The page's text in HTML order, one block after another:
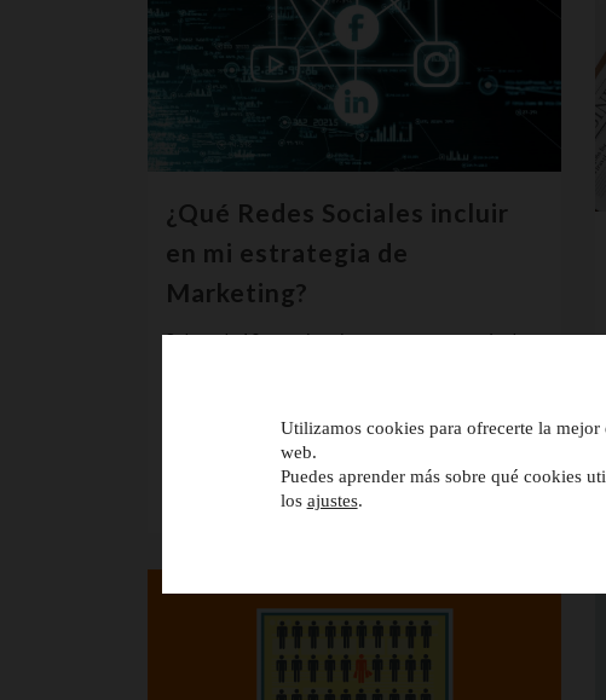
¿Qué Redes Sociales incluir
en mi estrategia de
Marketing?
8 de cada 10 usuarios siguen marcas a través de
sociales es esencial para poder...
Utilizamos cookies para ofrecerte la mejor
web.
Puedes aprender más sobre qué cookies
los ajustes.